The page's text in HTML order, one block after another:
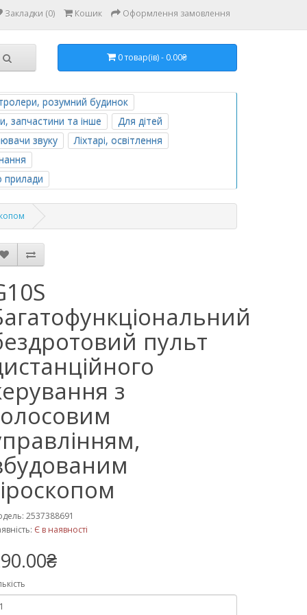
Закладки (0) Кошик Оформлення замовлення
0 товар(ів) - 0.00₴
розумний будинок
запчастини та інше
Для дітей
звуку
Ліхтарі, освітлення
прилади
пульт
з
2537388691
Є в наявності